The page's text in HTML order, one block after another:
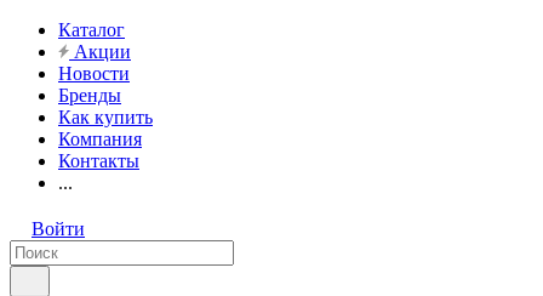
Каталог
Акции
Новости
Бренды
Как купить
Компания
Контакты
...
Войти